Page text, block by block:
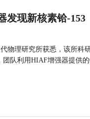
发现新核素铪-153
物理研究所获悉，该所科
团队利用HIAF增强器提供